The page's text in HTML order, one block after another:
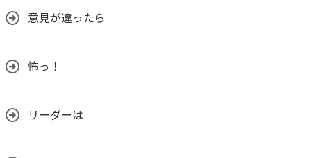
意見が違ったら
怖っ！
リーダーは